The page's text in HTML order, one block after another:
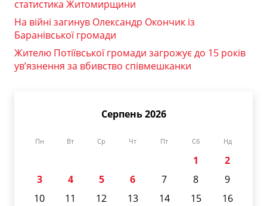
статистика Житомирщини
На війні загинув Олександр Окончик із
Баранівської громади
Жителю Потіївської громади загрожує до 15 років
ув’язнення за вбивство співмешканки
Серпень 2026
Пн Вт Ср Чт Пт Сб Нд
1
2
3
4 5 6 7 8
9
10
11 12 13 14 15
16